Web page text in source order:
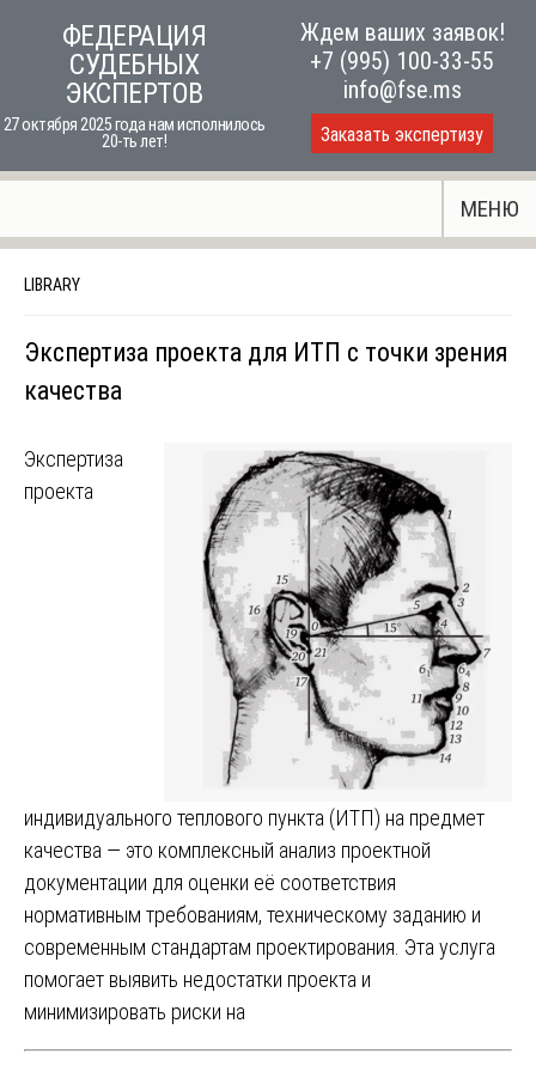
ФЕДЕРАЦИЯ
СУДЕБНЫХ
ЭКСПЕРТОВ
27 октября 2025 года нам исполнилось
20-ть лет!
Ждем ваших заявок!
+7 (995) 100-33-55
info@fse.ms
Заказать экспертизу
МЕНЮ
LIBRARY
Экспертиза проекта для ИТП с точки зрения
качества
Экспертиза
проекта
индивидуального теплового пункта (ИТП) на предмет
качества — это комплексный анализ проектной
документации для оценки её соответствия
нормативным требованиям, техническому заданию и
современным стандартам проектирования. Эта услуга
помогает выявить недостатки проекта и
минимизировать риски на